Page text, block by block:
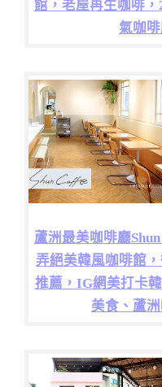
館，老屋再生咖啡
氣咖
蘆洲最美咖啡廳
弄絕美韓風咖啡館
推薦，IG網美打卡
美食、蘆